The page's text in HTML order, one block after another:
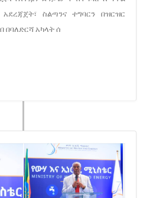
ስልጣንና ተግባርን በዝርዝር
አካላት ሰ